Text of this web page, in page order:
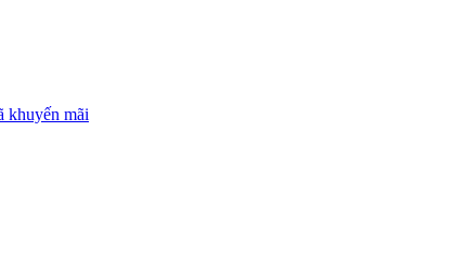
khuyến mãi